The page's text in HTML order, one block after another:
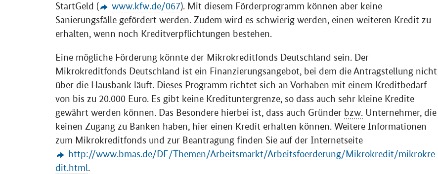
StartGeld (
www.kfw.de/067). Mit diesem Förderprogramm können aber keine
Sanierungsfälle gefördert werden. Zudem wird es schwierig werden, einen weiteren Kredit zu
erhalten, wenn noch Kreditverpflichtungen bestehen.
Eine mögliche Förderung könnte der Mikrokreditfonds Deutschland sein. Der
Mikrokreditfonds Deutschland ist ein Finanzierungsangebot, bei dem die Antragstellung nicht
über die Hausbank läuft. Dieses Programm richtet sich an Vorhaben mit einem Kreditbedarf
von bis zu 20.000 Euro. Es gibt keine Kredituntergrenze, so dass auch sehr kleine Kredite
gewährt werden können. Das Besondere hierbei ist, dass auch Gründer bzw. Unternehmer, die
keinen Zugang zu Banken haben, hier einen Kredit erhalten können. Weitere Informationen
zum Mikrokreditfonds und zur Beantragung finden Sie auf der Internetseite
http://www.bmas.de/DE/Themen/Arbeitsmarkt/Arbeitsfoerderung/Mikrokredit/mikrokre
dit.html.